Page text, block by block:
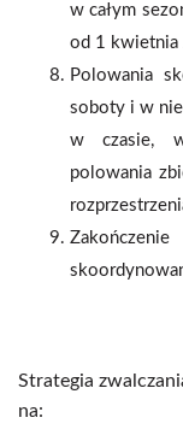
w całym
od 1 kwietnia
Polowania
soboty i w
w czasie,
polowania
Strategia
na: